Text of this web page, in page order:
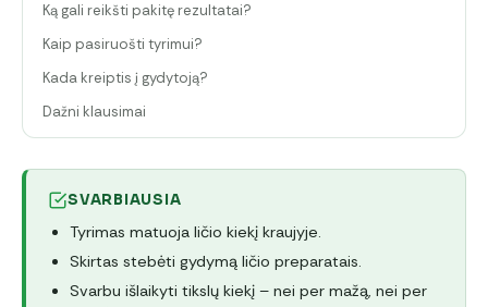
Ką gali reikšti pakitę rezultatai?
Kaip pasiruošti tyrimui?
Kada kreiptis į gydytoją?
Dažni klausimai
SVARBIAUSIA
Tyrimas matuoja ličio kiekį kraujyje.
Skirtas stebėti gydymą ličio preparatais.
Svarbu išlaikyti tikslų kiekį – nei per mažą, nei per